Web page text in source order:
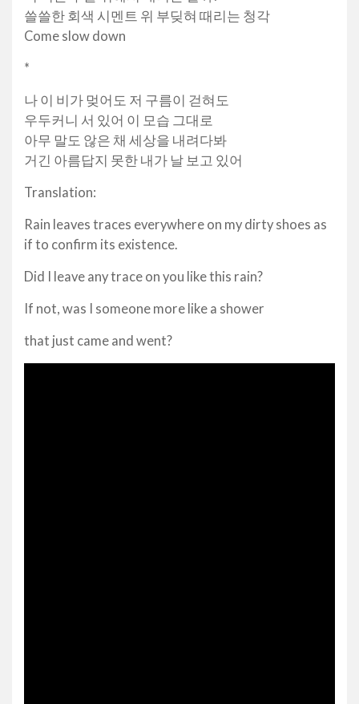
쓸쓸한 회색 시멘트 위 부딪혀 때리는 청각
Come slow down
*
나 이 비가 멎어도 저 구름이 걷혀도
우두커니 서 있어 이 모습 그대로
아무 말도 않은 채 세상을 내려다봐
거긴 아름답지 못한 내가 날 보고 있어
Translation:
Rain leaves traces everywhere on my dirty shoes as
if to confirm its existence.
Did I leave any trace on you like this rain?
If not, was I someone more like a shower
that just came and went?